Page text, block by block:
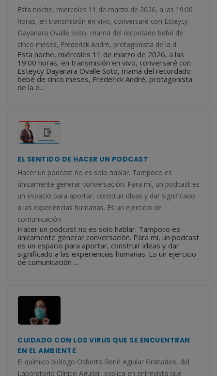
Esta noche, miércoles 11 de marzo de 2026, a las 19:00
horas, en transmisión en vivo, conversaré con Esteycy
Dayanara Ovalle Soto, mamá del recordado bebé de
cinco meses, Frederick André, protagonista de la d
Esta noche, miércoles 11 de marzo de 2026, a las
19:00 horas, en transmisión en vivo, conversaré con
Esteycy Dayanara Ovalle Soto, mamá del recordado
bebé de cinco meses, Frederick André, protagonista
de la d...
EL SENTIDO DE HACER UN PODCAST
Hacer un podcast no es solo hablar. Tampoco es
únicamente generar conversación. Para mí, un podcast es
un espacio para aportar, construir ideas y dar significado
a las experiencias humanas. Es un ejercicio de
comunicación
Hacer un podcast no es solo hablar. Tampoco es
únicamente generar conversación. Para mí, un podcast
es un espacio para aportar, construir ideas y dar
significado a las experiencias humanas. Es un ejercicio
de comunicación ...
CUIDADO CON LOS VIRUS QUE SE ENCUENTRAN
EN EL AMBIENTE
El químico biólogo Osberto René Aguilar Granados, del
Laboratorio Clínico Aguilar, explica en entrevista que